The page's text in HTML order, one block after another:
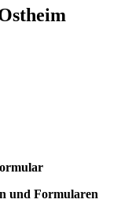
und Formularen